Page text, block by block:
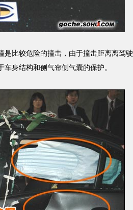
比较危险的撞击，由于撞击距离离驾驶
身结构和侧气帘侧气囊的保护。